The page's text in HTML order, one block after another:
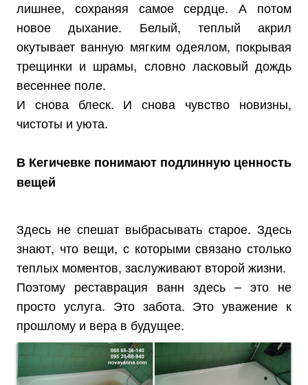
лишнее, сохраняя самое сердце. А потом
новое дыхание. Белый, теплый акрил
окутывает ванную мягким одеялом, покрывая
трещинки и шрамы, словно ласковый дождь
весеннее поле.
И снова блеск. И снова чувство новизны,
чистоты и уюта.
В Кегичевке понимают подлинную ценность
вещей
Здесь не спешат выбрасывать старое. Здесь
знают, что вещи, с которыми связано столько
теплых моментов, заслуживают второй жизни.
Поэтому реставрация ванн здесь – это не
просто услуга. Это забота. Это уважение к
прошлому и вера в будущее.